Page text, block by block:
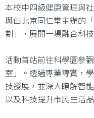
本校中四級健康管理與
與由北京同仁堂主辦的
劃」，展開一場融合科
活動首站前往科學園參
室」。透過專業導賞，
技發展，並深入瞭解智
以及科技提升市民生活